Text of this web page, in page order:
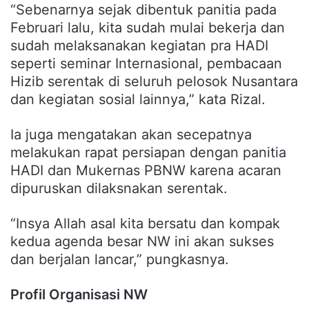
“Sebenarnya sejak dibentuk panitia pada
Februari lalu, kita sudah mulai bekerja dan
sudah melaksanakan kegiatan pra HADI
seperti seminar Internasional, pembacaan
Hizib serentak di seluruh pelosok Nusantara
dan kegiatan sosial lainnya,” kata Rizal.
Ia juga mengatakan akan secepatnya
melakukan rapat persiapan dengan panitia
HADI dan Mukernas PBNW karena acaran
dipuruskan dilaksnakan serentak.
“Insya Allah asal kita bersatu dan kompak
kedua agenda besar NW ini akan sukses
dan berjalan lancar,” pungkasnya.
Profil Organisasi NW